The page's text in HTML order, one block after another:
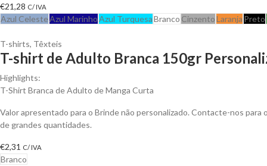
€21,28 C/ IVA
Azul CelesteAzul MarinhoAzul TurquesaBranco CinzentoLaranja Preto
T-shirts, Têxteis
T-shirt de Adulto Branca 150gr
Highlights:
T-Shirt Branca de Adulto de Manga Curta
Valor apresentado para o Brinde não personalizado. Contacte-nos
de grandes quantidades.
€2,31 C/ IVA
Branco